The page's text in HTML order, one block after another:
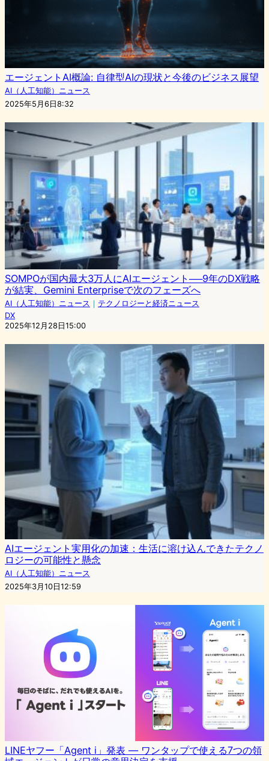
エージェントAI概論: 自律型AIの現状と今後のビジネス展望
AI（人工知能）ニュース
2025年5月6日8:32
SOMPOが国内最大3万人にAIエージェント──9年のDX戦略
が結実、Gemini Enterpriseで次のフェーズへ
AI（人工知能）ニュース ｜ テクノロジーと経済ニュース
DX
2025年12月28日15:00
AIエージェント実用化の加速：生活に溶け込んできたテクノ
ロジーの可能性と懸念
AI（人工知能）ニュース
2025年3月10日12:59
LINEヤフー「Agent i」発表 ― ワンタップで使える7つの領